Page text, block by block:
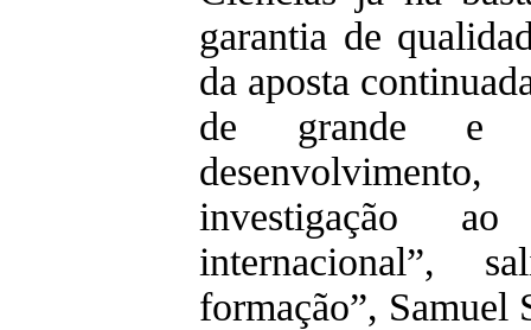
garantia de
da aposta
de grande e
investigação
internacional”,
formação”, Samuel